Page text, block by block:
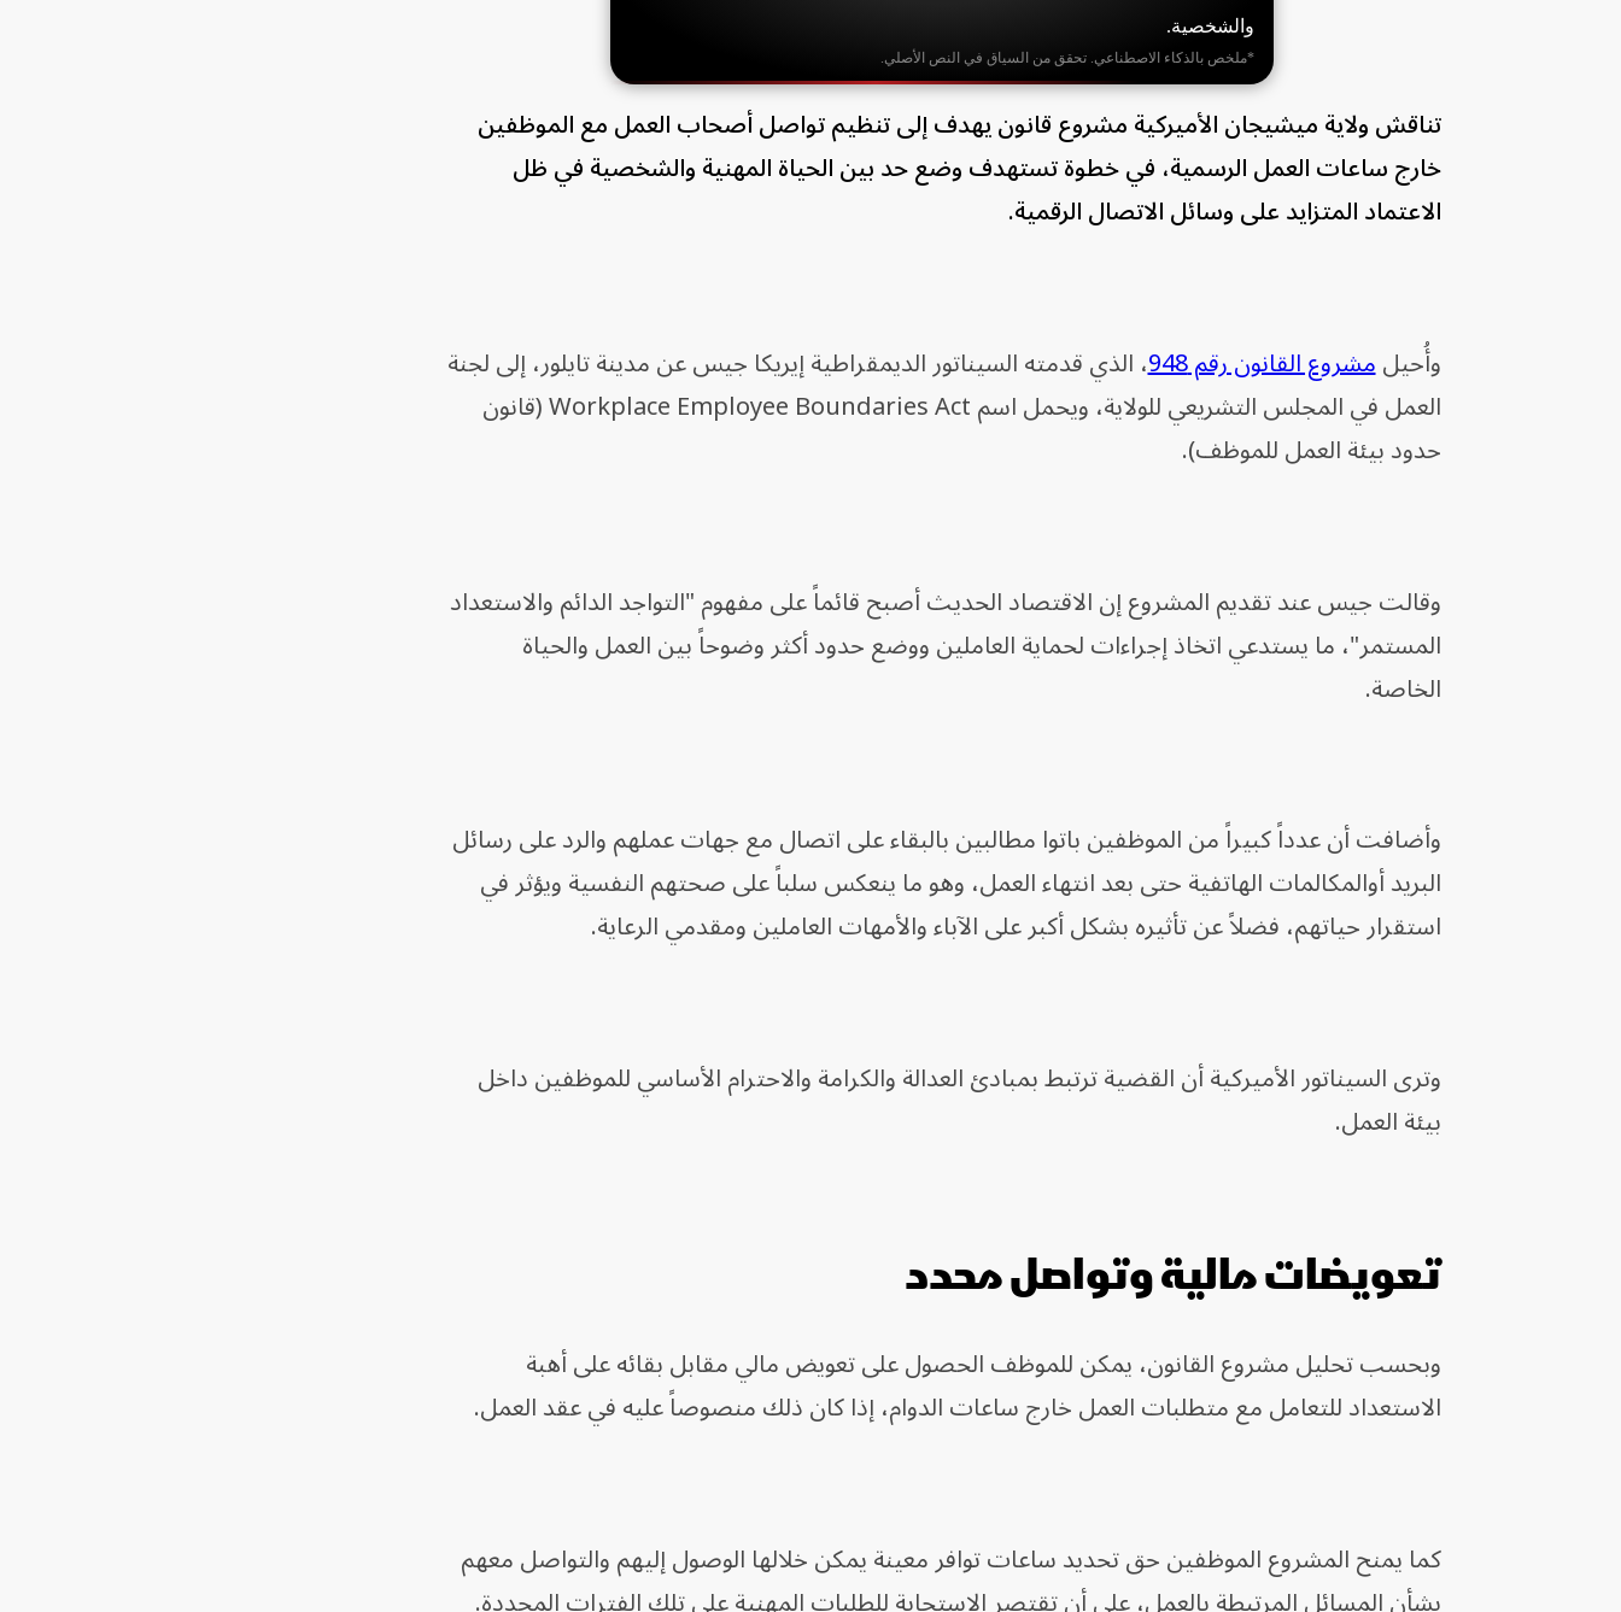
والشخصية.
*ملخص بالذكاء الاصطناعي. تحقق من السياق في النص الأصلي.
تناقش ولاية ميشيجان الأميركية مشروع قانون يهدف إلى تنظيم تواصل أصحاب العمل مع الموظفين
خارج ساعات العمل الرسمية، في خطوة تستهدف وضع حد بين الحياة المهنية والشخصية في ظل
الاعتماد المتزايد على وسائل الاتصال الرقمية.
وأُحيلمشروع القانون رقم 948
، الذي قدمته السيناتور الديمقراطية إيريكا جيس عن مدينة تايلور، إلى لجنة
العمل في المجلس التشريعي للولاية، ويحمل اسم Workplace Employee Boundaries Act (قانون
حدود بيئة العمل للموظف).
وقالت جيس عند تقديم المشروع إن الاقتصاد الحديث أصبح قائماً على مفهوم "التواجد الدائم والاستعداد
المستمر"، ما يستدعي اتخاذ إجراءات لحماية العاملين ووضع حدود أكثر وضوحاً بين العمل والحياة
الخاصة.
وأضافت أن عدداً كبيراً من الموظفين باتوا مطالبين بالبقاء على اتصال مع جهات عملهم والرد على رسائل
البريد أوالمكالمات الهاتفية حتى بعد انتهاء العمل، وهو ما ينعكس سلباً على صحتهم النفسية ويؤثر في
استقرار حياتهم، فضلاً عن تأثيره بشكل أكبر على الآباء والأمهات العاملين ومقدمي الرعاية.
وترى السيناتور الأميركية أن القضية ترتبط بمبادئ العدالة والكرامة والاحترام الأساسي للموظفين داخل
بيئة العمل.
تعويضات مالية وتواصل محدد
وبحسب تحليل مشروع القانون، يمكن للموظف الحصول على تعويض مالي مقابل بقائه على أهبة
الاستعداد للتعامل مع متطلبات العمل خارج ساعات الدوام، إذا كان ذلك منصوصاً عليه في عقد العمل.
كما يمنح المشروع الموظفين حق تحديد ساعات توافر معينة يمكن خلالها الوصول إليهم والتواصل معهم